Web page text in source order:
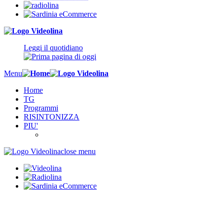
Leggi il quotidiano
Menu
Home
TG
Programmi
RISINTONIZZA
PIU'
close menu